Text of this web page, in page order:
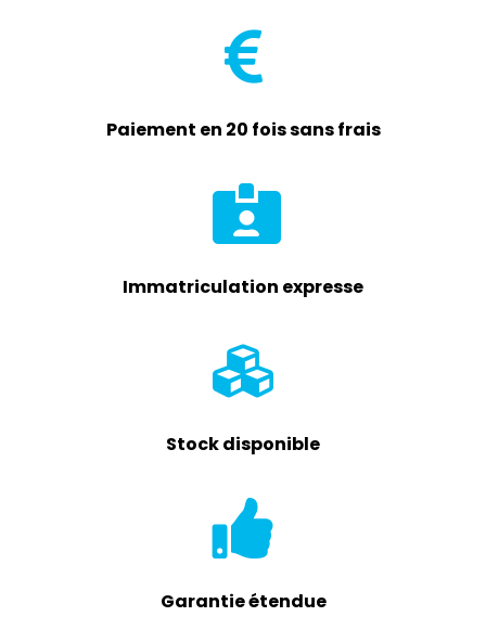
Paiement en 20 fois sans frais
Immatriculation expresse
Stock disponible
Garantie étendue